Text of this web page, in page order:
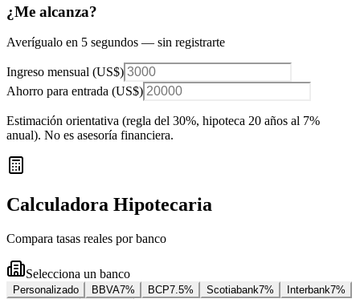
¿Me alcanza?
Averígualo en 5 segundos — sin registrarte
Ingreso mensual (US$)
Ahorro para entrada (US$)
Estimación orientativa (regla del 30%, hipoteca 20 años al 7%
anual). No es asesoría financiera.
Calculadora Hipotecaria
Compara tasas reales por banco
Selecciona un banco
Personalizado BBVA7% BCP7.5% Scotiabank7% Interbank7%